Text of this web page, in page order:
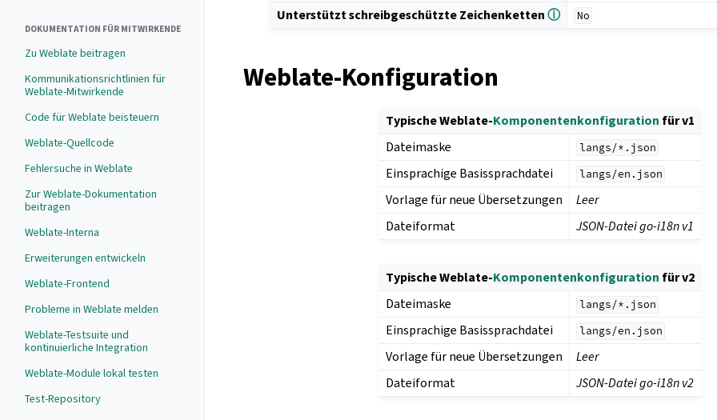
DOKUMENTATION FÜR MITWIRKENDE
Zu Weblate beitragen
Kommunikationsrichtlinien für
Weblate-Mitwirkende
Code für Weblate beisteuern
Weblate-Quellcode
Fehlersuche in Weblate
Zur Weblate-Dokumentation
beitragen
Weblate-Interna
Erweiterungen entwickeln
Weblate-Frontend
Probleme in Weblate melden
Weblate-Testsuite und
kontinuierliche Integration
Weblate-Module lokal testen
Test-Repository
Unterstützt schreibgeschützte Zeichenkettenⓘ No
Weblate-Konfiguration
Typische Weblate-Komponentenkonfiguration für v1
Dateimaske
langs/*.json
Einsprachige Basissprachdatei langs/en.json
Vorlage für neue Übersetzungen
Leer
Dateiformat
JSON-Datei go-i18n v1
Typische Weblate-Komponentenkonfiguration für v2
Dateimaske
langs/*.json
Einsprachige Basissprachdatei langs/en.json
Vorlage für neue Übersetzungen
Leer
Dateiformat
JSON-Datei go-i18n v2